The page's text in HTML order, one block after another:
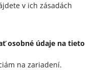
v ich zásadách
osobné údaje na tieto
na zariadení.